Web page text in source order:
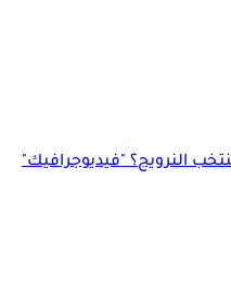
النرويج؟ "فيديوجرافيك"